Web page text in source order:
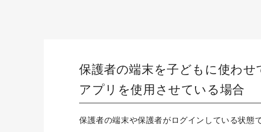
保護者の端末を子どもに使わ
アプリを使用させている場合
保護者の端末や保護者がログインしている状態